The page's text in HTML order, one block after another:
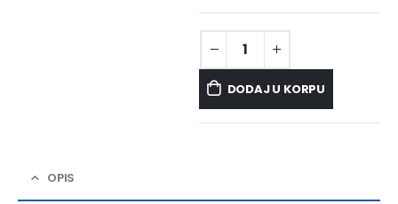
DODAJ U KORPU
OPIS